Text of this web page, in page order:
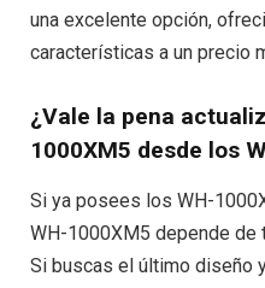
una excelente opción,
características a un precio
¿Vale la pena
1000XM5 desde los
Si ya posees los WH-
WH-1000XM5 depende
Si buscas el último diseño